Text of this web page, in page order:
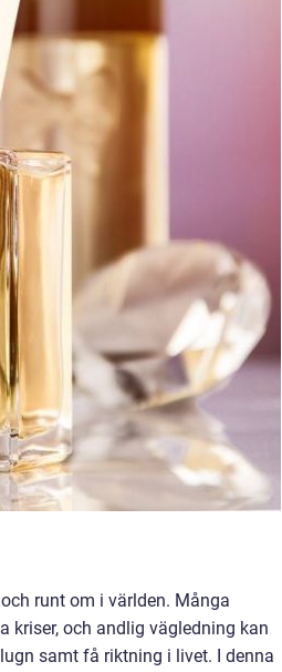
runt om i världen. Många
kriser, och andlig vägledning kan
samt få riktning i livet. I denna